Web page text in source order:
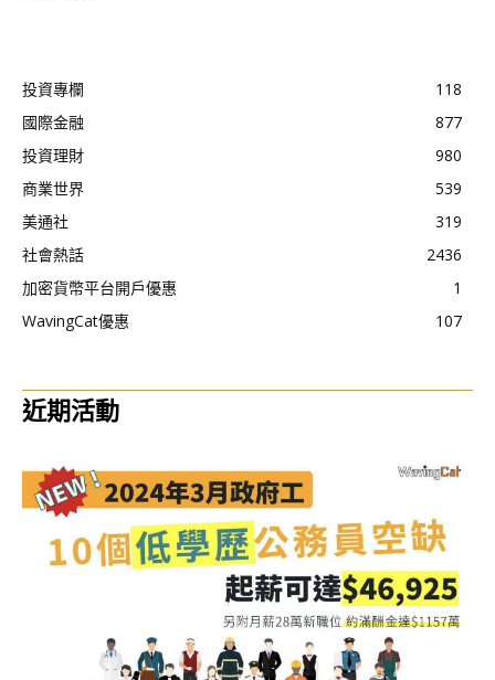
投資專欄
118
國際金融
877
投資理財
980
商業世界
539
美通社
319
社會熱話
2436
加密貨幣平台開戶優惠
1
WavingCat優惠
107
近期活動